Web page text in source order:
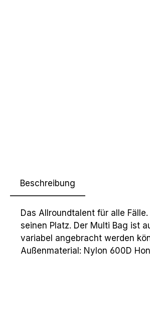
Beschreibung
Das Allroundtalent für alle
seinen Platz. Der Multi Bag ist
variabel angebracht werden
Außenmaterial: Nylon 600D